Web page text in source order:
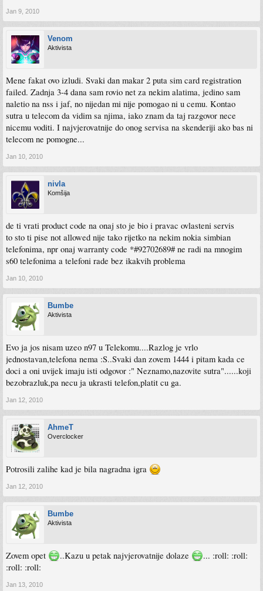
Jan 9, 2010
Venom
Aktivista
Mene fakat ovo izludi. Svaki dan makar 2 puta sim card registration
failed. Zadnja 3-4 dana sam rovio net za nekim alatima, jedino sam
naletio na nss i jaf, no nijedan mi nije pomogao ni u cemu. Kontao
sutra u telecom da vidim sa njima, iako znam da taj razgovor nece
nicemu voditi. I najvjerovatnije do onog servisa na skenderiji ako bas ni
telecom ne pomogne...
Jan 10, 2010
nivla
Komšija
de ti vrati product code na onaj sto je bio i pravac ovlasteni servis
to sto ti pise not allowed nije tako rijetko na nekim nokia simbian
telefonima, npr onaj warranty code *#92702689# ne radi na mnogim
s60 telefonima a telefoni rade bez ikakvih problema
Jan 10, 2010
Bumbe
Aktivista
Evo ja jos nisam uzeo n97 u Telekomu....Razlog je vrlo
jednostavan,telefona nema :S..Svaki dan zovem 1444 i pitam kada ce
doci a oni uvijek imaju isti odgovor :" Neznamo,nazovite sutra"......koji
bezobrazluk,pa necu ja ukrasti telefon,platit cu ga.
Jan 12, 2010
AhmeT
Overclocker
Potrosili zalihe kad je bila nagradna igra
Jan 12, 2010
Bumbe
Aktivista
Zovem opet ..Kazu u petak najvjerovatnije dolaze
... :roll: :roll:
:roll: :roll:
Jan 13, 2010